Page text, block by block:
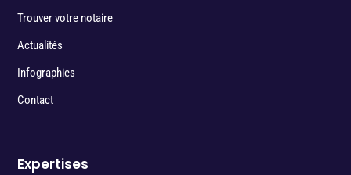
Trouver votre notaire
Actualités
Infographies
Contact
Expertises